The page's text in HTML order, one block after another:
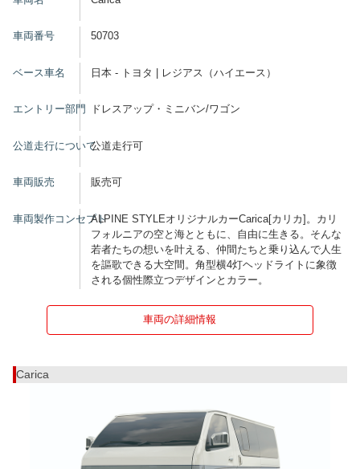
車両番号 50703
ベース車名 日本 - トヨタ | レジアス（ハイエース）
エントリー部門 ドレスアップ・ミニバン/ワゴン
公道走行について公道走行可
車両販売 販売可
車両製作コンセプトALPINE STYLEオリジナルカーCarica[カリカ]。カリ
フォルニアの空と海とともに、自由に生きる。そんな
若者たちの想いを叶える、仲間たちと乗り込んで人生
を謳歌できる大空間。角型横4灯ヘッドライトに象徴
される個性際立つデザインとカラー。
車両の詳細情報
Carica